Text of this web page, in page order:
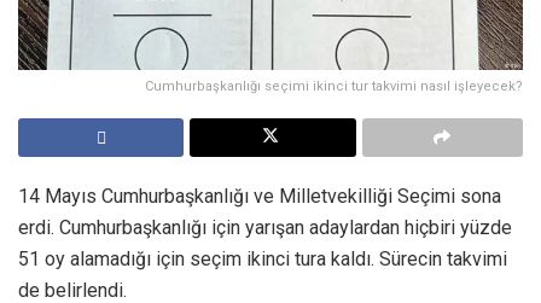
Cumhurbaşkanlığı seçimi ikinci tur takvimi nasıl işleyecek?
14 Mayıs Cumhurbaşkanlığı ve Milletvekilliği Seçimi sona
erdi. Cumhurbaşkanlığı için yarışan adaylardan hiçbiri yüzde
51 oy alamadığı için seçim ikinci tura kaldı. Sürecin takvimi
de belirlendi.